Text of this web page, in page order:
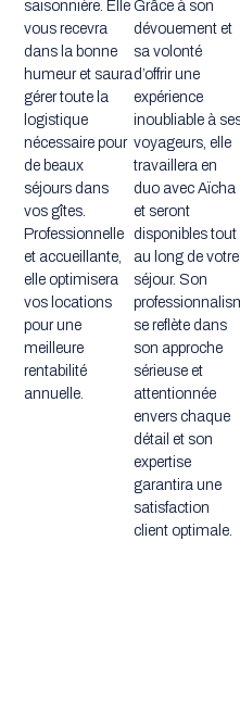
saisonnière. Elle
vous recevra
dans la bonne
humeur et saura
gérer toute la
logistique
nécessaire pour
de beaux
séjours dans
vos gîtes.
Professionnelle
et accueillante,
elle optimisera
vos locations
pour une
meilleure
rentabilité
annuelle.
Grâce à son
dévouement et
sa volonté
d’offrir une
expérience
inoubliable à
voyageurs, elle
travaillera en
duo avec Aïcha
et seront
disponibles tout
au long de votre
séjour. Son
se reflète dans
son approche
sérieuse et
attentionnée
envers chaque
détail et son
expertise
garantira une
satisfaction
client optimale.